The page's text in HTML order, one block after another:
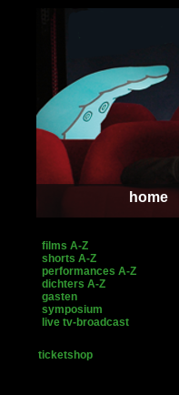
home
films A-Z
shorts A-Z
performances A-Z
dichters A-Z
gasten
symposium
live tv-broadcast
ticketshop